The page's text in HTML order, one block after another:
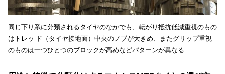
同じ下り系に分類されるタイヤのなかでも、転がり抵抗低減重視のもの
はトレッ ド（タイヤ接地面）中央のノブが大きめ、またグリップ重視
のものは一つひとつのブロックが高めなどパターンが異なる